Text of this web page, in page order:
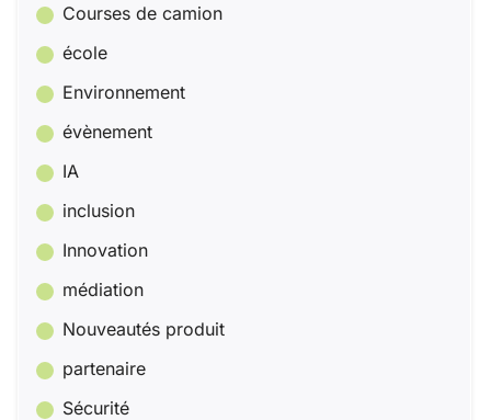
Courses de camion
école
Environnement
évènement
IA
inclusion
Innovation
médiation
Nouveautés produit
partenaire
Sécurité